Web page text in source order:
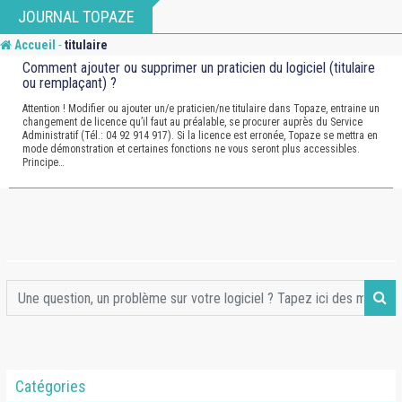
to
content
JOURNAL TOPAZE
Accueil -titulaire
Comment ajouter ou supprimer un praticien du logiciel (titulaire
ou remplaçant) ?
Attention ! Modifier ou ajouter un/e praticien/ne titulaire dans Topaze, entraine un
changement de licence qu’il faut au préalable, se procurer auprès du Service
Administratif (Tél.: 04 92 914 917). Si la licence est erronée, Topaze se mettra en
mode démonstration et certaines fonctions ne vous seront plus accessibles.
Principe…
Catégories